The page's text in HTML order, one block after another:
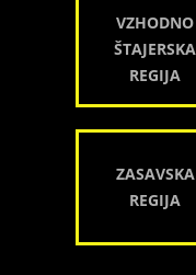
VZHODNO
ŠTAJERSKA
REGIJA
ZASAVSKA
REGIJA